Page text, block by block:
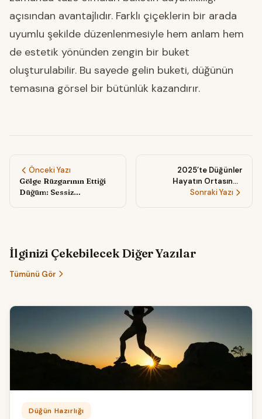
açısından avantajlıdır. Farklı çiçeklerin bir arada
uyumlu şekilde düzenlenmesiyle hem anlam hem
de estetik yönünden zengin bir buket
oluşturulabilir. Bu sayede gelin buketi, düğünün
temasına görsel bir bütünlük kazandırır.
Önceki Yazı
Gölge Rüzgarının Ettiği
Düğüm: Sessiz
Sonraki Yazı
2025’te Düğünler
Hayatın Ortasında
Kuruluyor: Şehirden
İlginizi Çekebilecek Diğer Yazılar
Tümünü Gör
Kategori:
Düğün Hazırlığı